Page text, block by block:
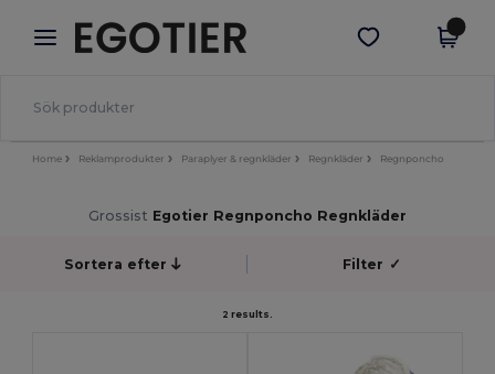
× Egotier-app
Bättre priser i appen!
Hämta app
Home Reklamprodukter Paraplyer & regnkläder Regnkläder Regnponcho
Grossist Egotier Regnponcho Regnkläder
Sortera efter Filter ✓
2 results.